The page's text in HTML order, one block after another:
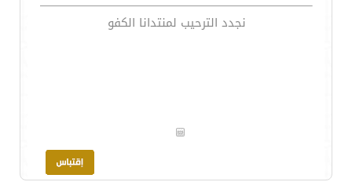
نجدد الترحيب لمنتدانا الكفو